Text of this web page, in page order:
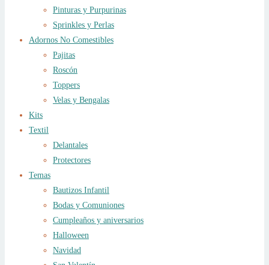
Pinturas y Purpurinas
Sprinkles y Perlas
Adornos No Comestibles
Pajitas
Roscón
Toppers
Velas y Bengalas
Kits
Textil
Delantales
Protectores
Temas
Bautizos Infantil
Bodas y Comuniones
Cumpleaños y aniversarios
Halloween
Navidad